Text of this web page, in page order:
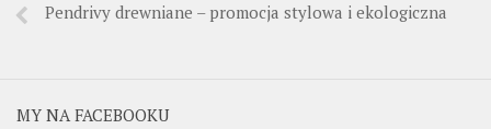
Pendrivy drewniane – promocja stylowa i ekologiczna
MY NA FACEBOOKU